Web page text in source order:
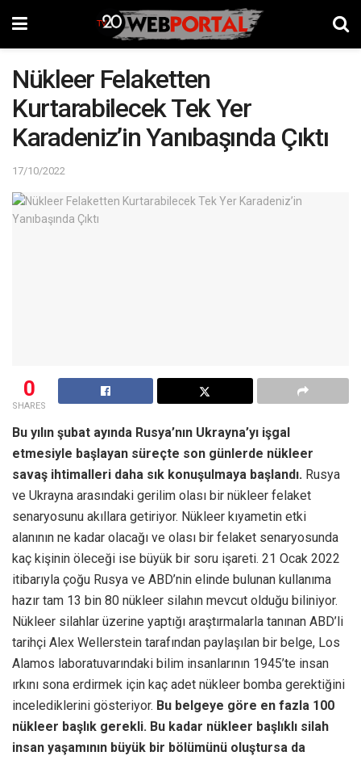
Nükleer Felaketten
Kurtarabilecek Tek Yer
Karadeniz’in Yanıbaşında Çıktı
17/10/2022
0
SHARES
Bu yılın şubat ayında Rusya’nın Ukrayna’yı işgal
etmesiyle başlayan süreçte son günlerde nükleer
savaş ihtimalleri daha sık konuşulmaya başlandı. Rusya
ve Ukrayna arasındaki gerilim olası bir nükleer felaket
senaryosunu akıllara getiriyor. Nükleer kıyametin etki
alanının ne kadar olacağı ve olası bir felaket senaryosunda
kaç kişinin öleceği ise büyük bir soru işareti. 21 Ocak 2022
itibarıyla çoğu Rusya ve ABD’nin elinde bulunan kullanıma
hazır tam 13 bin 80 nükleer silahın mevcut olduğu biliniyor.
Nükleer silahlar üzerine yaptığı araştırmalarla tanınan ABD’li
tarihçi Alex Wellerstein tarafından paylaşılan bir belge, Los
Alamos laboratuvarındaki bilim insanlarının 1945’te insan
ırkını sona erdirmek için kaç adet nükleer bomba gerektiğini
incelediklerini gösteriyor. Bu belgeye göre en fazla 100
nükleer başlık gerekli. Bu kadar nükleer başlıklı silah
insan yaşamının büyük bir bölümünü oluştursa da